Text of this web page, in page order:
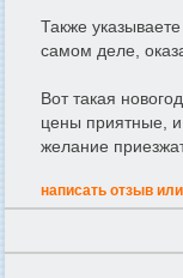
Также
самом деле,
Вот такая
цены приятные,
желание
написать отзыв